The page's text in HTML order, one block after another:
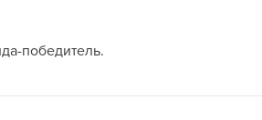
победитель.